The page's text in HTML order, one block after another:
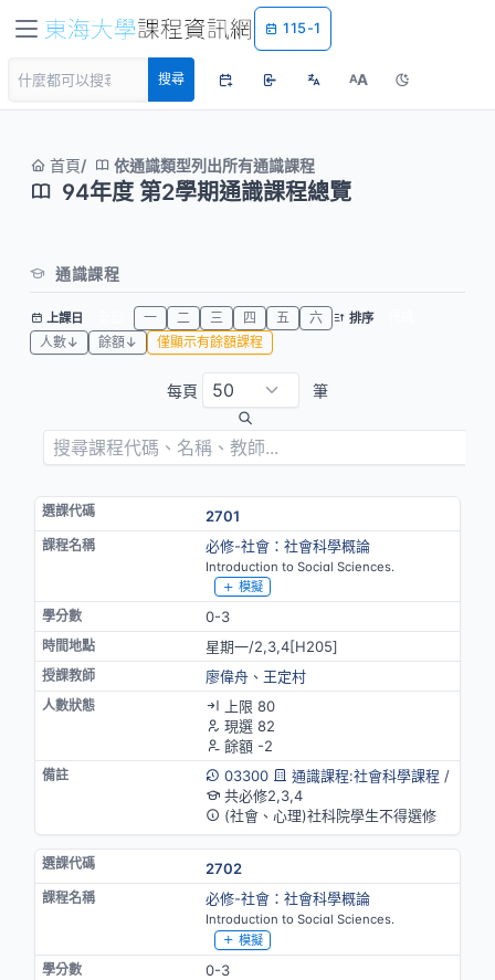
115-1
搜尋 AA
首頁 依通識類型列出所有通識課程
94年度 第2學期通識課程總覽
通識課程
上課日 一 二 三 四 五 六 排序
人數↓
餘額↓ 僅顯示有餘額課程
每頁 筆
2701
必修-社會：社會科學概論
Introduction to Social Sciences.
模擬
0-3
星期一/2,3,4[H205]
廖偉舟、 王定村
上限 80
現選 82
餘額 -2
03300
通識課程:社會科學課程 /
共必修2,3,4
(社會、心理)社科院學生不得選修
2702
必修-社會：社會科學概論
Introduction to Social Sciences.
模擬
0-3